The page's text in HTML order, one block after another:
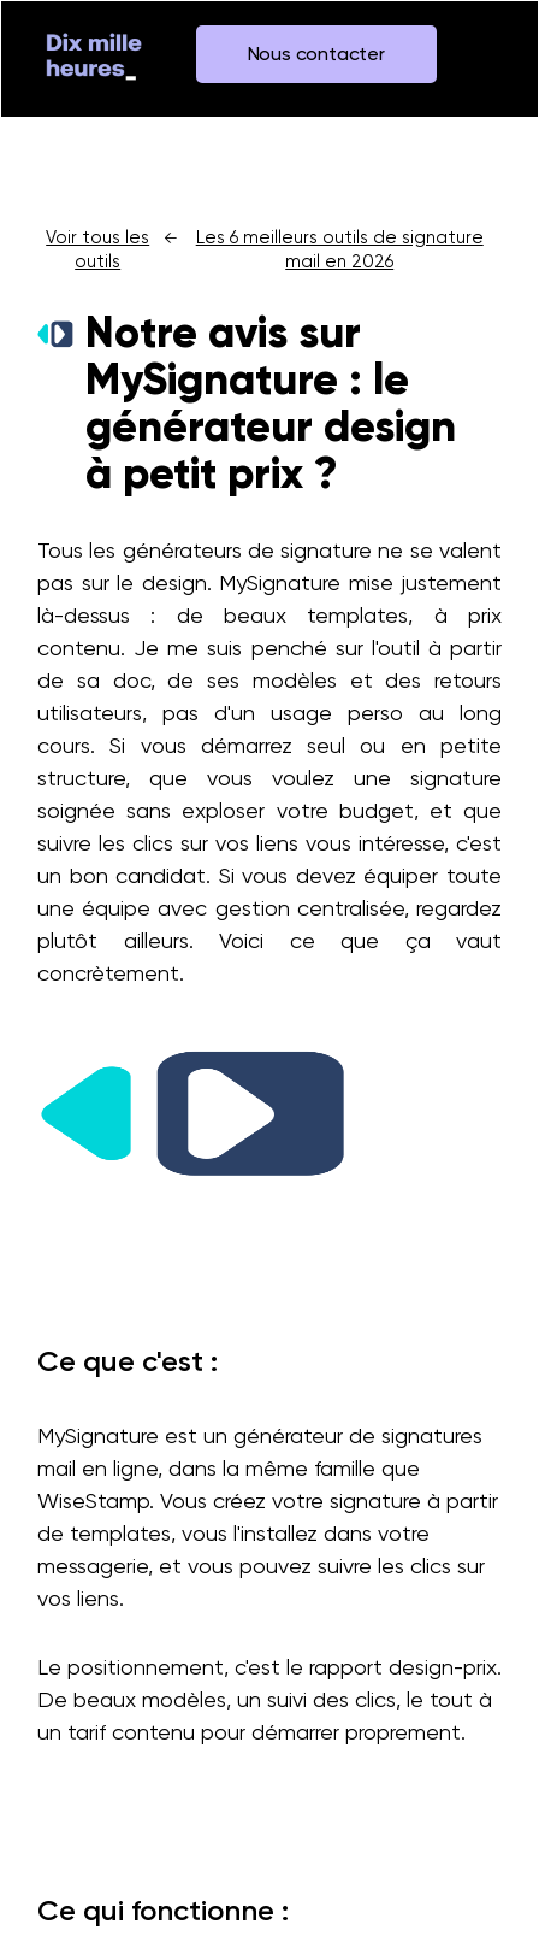
Nous contacter
Voir tous les
outils
←
Les 6 meilleurs outils de signature
mail en 2026
Notre avis sur
MySignature : le
générateur design
à petit prix ?
Tous les générateurs de signature ne se valent
pas sur le design. MySignature mise justement
là-dessus : de beaux templates, à prix
contenu. Je me suis penché sur l'outil à partir
de sa doc, de ses modèles et des retours
utilisateurs, pas d'un usage perso au long
cours. Si vous démarrez seul ou en petite
structure, que vous voulez une signature
soignée sans exploser votre budget, et que
suivre les clics sur vos liens vous intéresse, c'est
un bon candidat. Si vous devez équiper toute
une équipe avec gestion centralisée, regardez
plutôt ailleurs. Voici ce que ça vaut
concrètement.
Ce que c'est :
MySignature est un générateur de signatures
mail en ligne, dans la même famille que
WiseStamp. Vous créez votre signature à partir
de templates, vous l'installez dans votre
messagerie, et vous pouvez suivre les clics sur
vos liens.
Le positionnement, c'est le rapport design-prix.
De beaux modèles, un suivi des clics, le tout à
un tarif contenu pour démarrer proprement.
Ce qui fonctionne :